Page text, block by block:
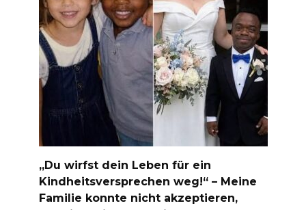
„Du wirfst dein Leben für ein
Kindheitsversprechen weg!“ – Meine
Familie konnte nicht akzeptieren,